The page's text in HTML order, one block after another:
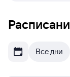
Все дни